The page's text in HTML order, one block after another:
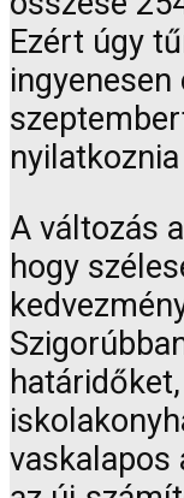
Ezért úgy
ingyenesen
A változás
hogy
vaskalapos